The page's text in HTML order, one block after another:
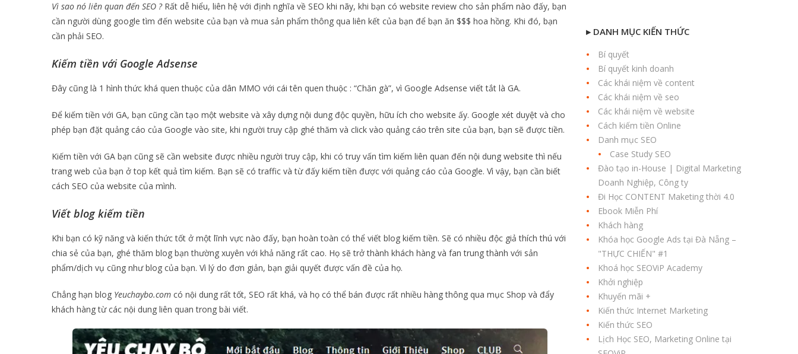
Vì sao nó liên quan đến SEO ?Rất dễ hiểu, liên hệ với định nghĩa về SEO khi nãy, khi bạn có website review cho sản phẩm nào đấy, bạn
cần người dùng google tìm đến website của bạn và mua sản phẩm thông qua liên kết của bạn để bạn ăn $$$ hoa hồng. Khi đó, bạn
cần phải SEO.
Kiếm tiền với Google Adsense
Đây cũng là 1 hình thức khá quen thuộc của dân MMO với cái tên quen thuộc : “Chăn gà”, vì Google Adsense viết tắt là GA.
Để kiếm tiền với GA, bạn cũng cần tạo một website và xây dựng nội dung độc quyền, hữu ích cho website ấy. Google xét duyệt và cho
phép bạn đặt quảng cáo của Google vào site, khi người truy cập ghé thăm và click vào quảng cáo trên site của bạn, bạn sẽ được tiền.
Kiếm tiền với GA bạn cũng sẽ cần website được nhiều người truy cập, khi có truy vấn tìm kiếm liên quan đến nội dung website thì nếu
trang web của bạn ở top kết quả tìm kiếm. Bạn sẽ có traffic và từ đấy kiếm tiền được với quảng cáo của Google. Vì vậy, bạn cần biết
cách SEO của website của mình.
Viết blog kiếm tiền
Khi bạn có kỹ năng và kiến thức tốt ở một lĩnh vực nào đấy, bạn hoàn toàn có thể viết blog kiếm tiền. Sẽ có nhiều độc giả thích thú với
chia sẻ của bạn, ghé thăm blog bạn thường xuyên với khả năng rất cao. Họ sẽ trở thành khách hàng và fan trung thành với sản
phẩm/dịch vụ cũng như blog của bạn. Vì lý do đơn giản, bạn giải quyết được vấn đề của họ.
Chẳng hạn blog Yeuchaybo.com có nội dung rất tốt, SEO rất khá, và họ có thể bán được rất nhiều hàng thông qua mục Shop và đẩy
khách hàng từ các nội dung liên quan trong bài viết.
▸ DANH MỤC KIẾN THỨC
Bí quyết
Bí quyết kinh doanh
Các khái niệm về content
Các khái niệm về seo
Các khái niệm về website
Cách kiếm tiền Online
Danh mục SEO
Case Study SEO
Đào tạo in-House | Digital Marketing
Doanh Nghiệp, Công ty
Đi Học CONTENT Maketing thời 4.0
Ebook Miễn Phí
Khách hàng
Khóa học Google Ads tại Đà Nẵng –
"THỰC CHIẾN" #1
Khoá học SEOViP Academy
Khởi nghiệp
Khuyến mãi +
Kiến thức Internet Marketing
Kiến thức SEO
Lịch Học SEO, Marketing Online tại